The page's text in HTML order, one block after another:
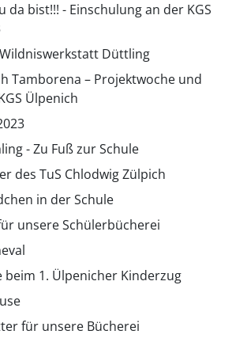
da bist!!! - Einschulung an der KGS
Düttling
Tamborena – Projektwoche und
Ülpenich
- Zu Fuß zur Schule
des TuS Chlodwig Zülpich
in der Schule
unsere Schülerbücherei
beim 1. Ülpenicher Kinderzug
für unsere Bücherei